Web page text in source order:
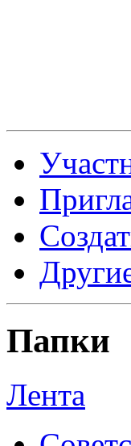
Папки
Лента